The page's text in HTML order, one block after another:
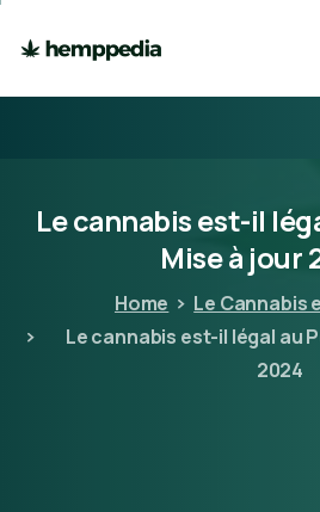
Lecannabisest-il
Miseà jour
Home
Le Cannabis
Le cannabis est-il légal au
2024